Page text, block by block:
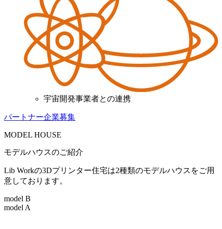
宇宙開発事業者との連携
パートナー企業募集
MODEL HOUSE
モデルハウスのご紹介
Lib Workの3Dプリンター住宅は2種類のモデルハウスをご用
意しております。
model B
model A